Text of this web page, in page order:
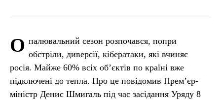
О палювальний сезон розпочався, попри
обстріли, диверсії, кібератаки, які вчиняє
росія. Майже 60% всіх об’єктів по країні вже
підключені до тепла. Про це повідомив Прем’єр-
міністр Денис Шмигаль під час засідання Уряду 8